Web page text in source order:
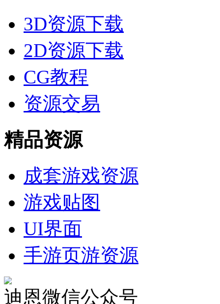
3D资源下载
2D资源下载
CG教程
资源交易
精品资源
成套游戏资源
游戏贴图
UI界面
手游页游资源
迪恩微信公众号